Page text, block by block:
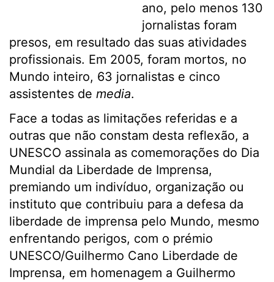
ano, pelo menos 130
jornalistas foram
presos, em resultado das suas atividades
profissionais. Em 2005, foram mortos, no
Mundo inteiro, 63 jornalistas e cinco
assistentes de media.
Face a todas as limitações referidas e a
outras que não constam desta reflexão, a
UNESCO assinala as comemorações do Dia
Mundial da Liberdade de Imprensa,
premiando um indivíduo, organização ou
instituto que contribuiu para a defesa da
liberdade de imprensa pelo Mundo, mesmo
enfrentando perigos, com o prémio
UNESCO/Guilhermo Cano Liberdade de
Imprensa, em homenagem a Guilhermo